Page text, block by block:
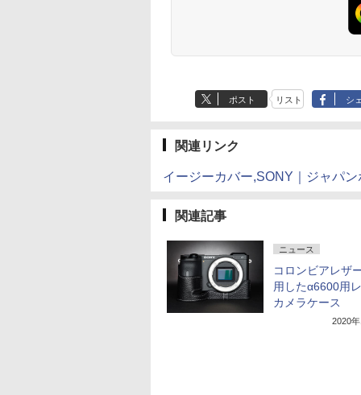
ポスト リスト シ
関連リンク
イージーカバー,SONY｜ジャパ
関連記事
ニュース
コロンビアレザ
用したα6600用
カメラケース
2020